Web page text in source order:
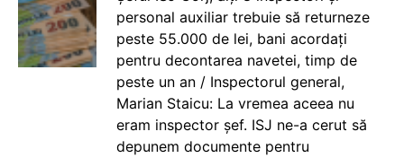
personal auxiliar trebuie să returneze
peste 55.000 de lei, bani acordați
pentru decontarea navetei, timp de
peste un an / Inspectorul general,
Marian Staicu: La vremea aceea nu
eram inspector șef. ISJ ne-a cerut să
depunem documente pentru